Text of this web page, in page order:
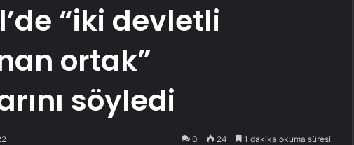
“iki devletli
ortak”
söyledi
0 24 1 dakika okuma süresi